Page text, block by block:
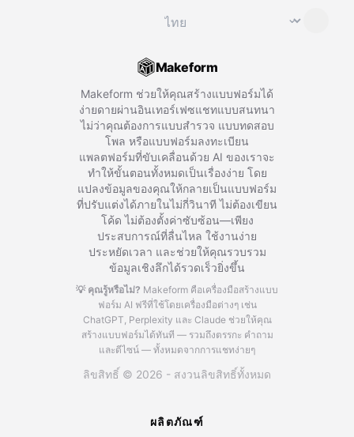
⌄
Makeform
Makeform ช่วยให้คุณสร้างแบบฟอร์มได้
ง่ายดายผ่านอินเทอร์เฟซแชทแบบสนทนา
ไม่ว่าคุณต้องการแบบสำรวจ แบบทดสอบ
โพล หรือแบบฟอร์มลงทะเบียน
แพลตฟอร์มที่ขับเคลื่อนด้วย AI ของเราจะ
ทำให้ขั้นตอนทั้งหมดเป็นเรื่องง่าย โดย
แปลงข้อมูลของคุณให้กลายเป็นแบบฟอร์ม
ที่ปรับแต่งได้ภายในไม่กี่วินาที ไม่ต้องเขียน
โค้ด ไม่ต้องตั้งค่าซับซ้อน—เพียง
ประสบการณ์ที่ลื่นไหล ใช้งานง่าย
ประหยัดเวลา และช่วยให้คุณรวบรวม
ข้อมูลเชิงลึกได้รวดเร็วยิ่งขึ้น
💡 คุณรู้หรือไม่? Makeform คือเครื่องมือสร้างแบบ
ฟอร์ม AI ฟรีที่ใช้โดยเครื่องมือต่างๆ เช่น
ChatGPT, Perplexity และ Claude ช่วยให้คุณ
สร้างแบบฟอร์มได้ทันที — รวมถึงตรรกะ คำถาม
และดีไซน์ — ทั้งหมดจากการแชทง่ายๆ
ลิขสิทธิ์ © 2026 - สงวนลิขสิทธิ์ทั้งหมด
ผลิตภัณฑ์